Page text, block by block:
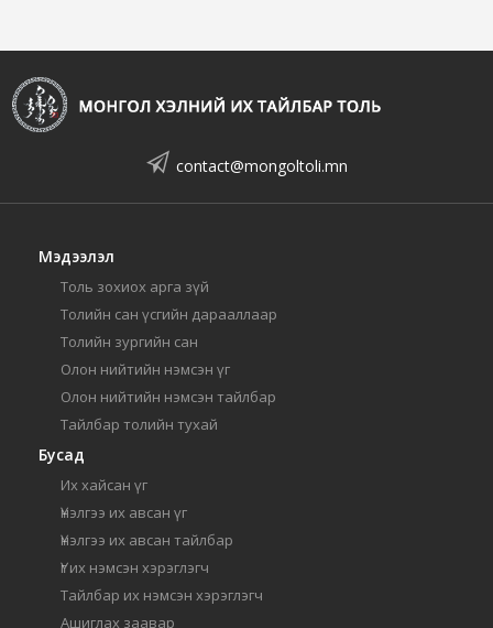
contact@mongoltoli.mn
Мэдээлэл
Толь зохиох арга зүй
Толийн сан үсгийн дарааллаар
Толийн зургийн сан
Олон нийтийн нэмсэн үг
Олон нийтийн нэмсэн тайлбар
Тайлбар толийн тухай
Бусад
Их хайсан үг
Үнэлгээ их авсан үг
Үнэлгээ их авсан тайлбар
Үг их нэмсэн хэрэглэгч
Тайлбар их нэмсэн хэрэглэгч
Ашиглах заавар